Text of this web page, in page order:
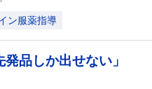
ン服薬指導
品しか出せない」